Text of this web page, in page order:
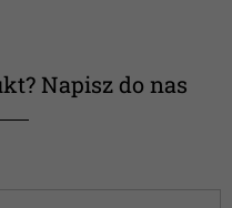
Napisz do nas